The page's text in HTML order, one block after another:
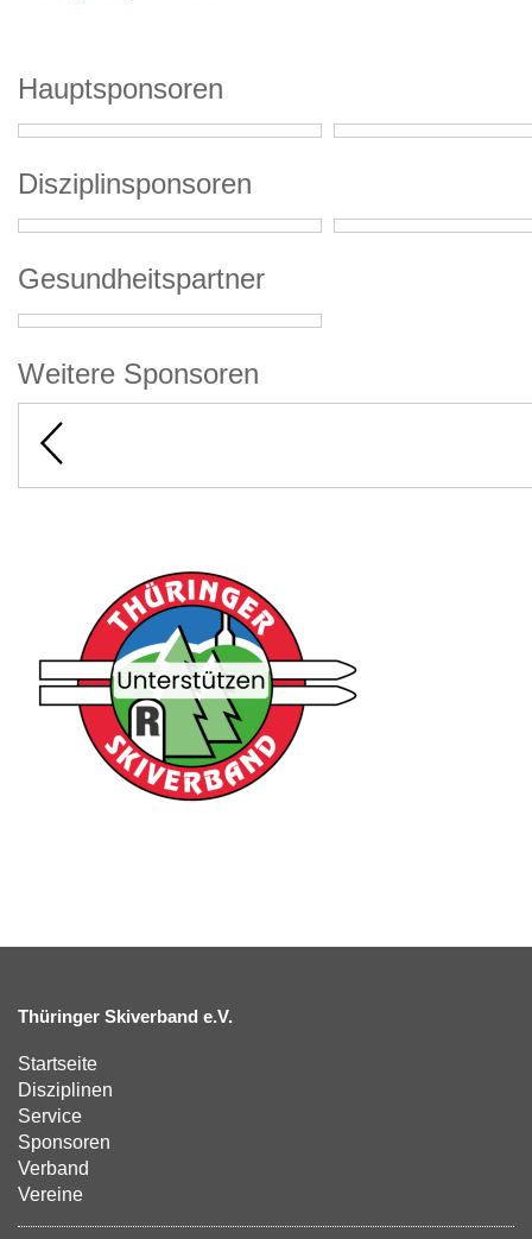
Hauptsponsoren
Disziplinsponsoren
Gesundheitspartner
Weitere Sponsoren
Thüringer Skiverband e.V.
Startseite
Disziplinen
Service
Sponsoren
Verband
Vereine